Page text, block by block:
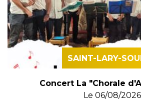
SAINT-LARY-
Concert La "Chorale
Le 06/08/2026